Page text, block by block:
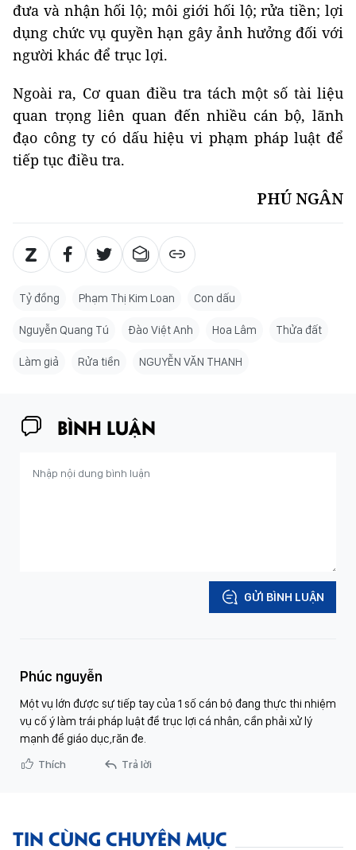
đưa và nhận hối lộ; môi giới hối lộ; rửa tiền; lợi
dụng chức vụ quyền hạn gây ảnh hưởng đối với
người khác để trục lợi.
Ngoài ra, Cơ quan điều tra tách một số tài liệu
quan trọng liên quan đến nhiều cán bộ, lãnh
đạo công ty có dấu hiệu vi phạm pháp luật để
tiếp tục điều tra.
PHÚ NGÂN
Tỷ đồng Phạm Thị Kim Loan Con dấu
Nguyễn Quang Tú Đào Việt Anh Hoa Lâm Thửa đất
Làm giả Rửa tiền NGUYỄN VĂN THANH
BÌNH LUẬN
GỬI BÌNH LUẬN
Phúc nguyễn
Một vụ lớn được sự tiếp tay của 1 số cán bộ đang thực thi nhiệm
vụ cố ý làm trái pháp luật để trục lợi cá nhân, cần phải xử lý
mạnh để giáo dục,răn đe.
Thích Trả lời
TIN CÙNG CHUYÊN MỤC